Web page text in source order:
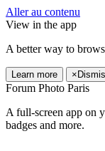
Aller au contenu
View in the app
A better way to
Learn more ×
Forum Photo Paris
A full-screen app on
badges and more.